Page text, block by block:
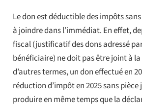
Le don est déductible des impôts
à joindre dans l’immédiat. En effet,
fiscal (justificatif des dons adressé
bénéficiaire) ne doit pas être joint à
d’autres termes, un don effectué en
réduction d’impôt en 2025 sans
produire en même temps que la